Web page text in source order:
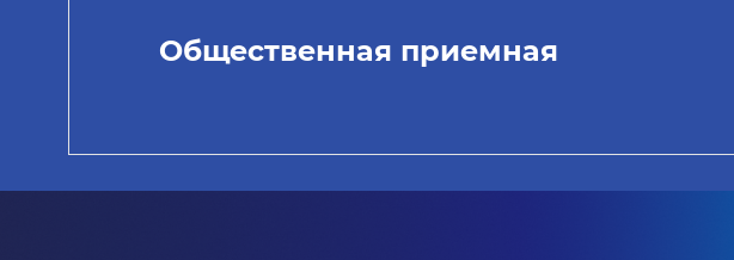
Общественная приемная